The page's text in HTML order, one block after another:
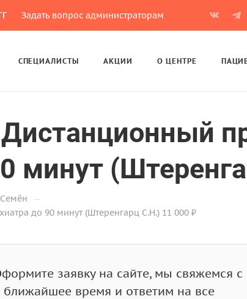
Задать вопрос администраторам
СПЕЦИАЛИСТЫ АКЦИИ О ЦЕНТРЕ
минут
—
до 90 минут (Штеренгарц С.Н.) 11 000 ₽
заявку на сайте, мы свяжемся с
ближайшее время и ответим на все